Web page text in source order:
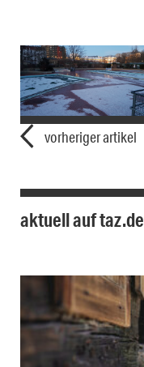
vorheriger artikel
aktuell auf taz.de